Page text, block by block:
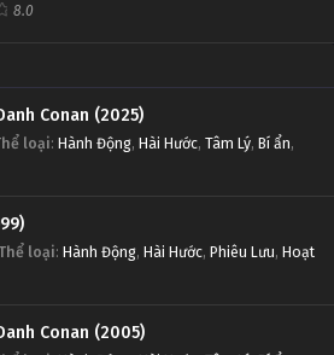
8.0
Conan (2025)
loại: Hành Động, Hài Hước, Tâm Lý, Bí ẩn,
loại: Hành Động, Hài Hước, Phiêu Lưu, Hoạt
Conan (2005)